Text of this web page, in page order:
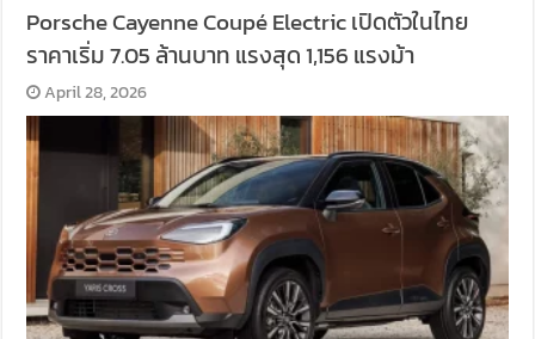
Porsche Cayenne Coupé Electric เปิดตัวในไทย
ราคาเริ่ม 7.05 ล้านบาท แรงสุด 1,156 แรงม้า
April 28, 2026